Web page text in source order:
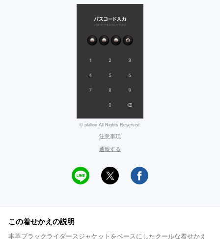
© plalion All Rights Reserved.
注意事項
通報する
この着せかえの説明
本革ブラックライダースジャケットをベースにしたクールな着せかえ